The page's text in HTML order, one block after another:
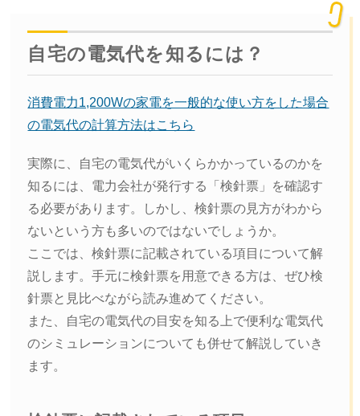
自宅の電気代を知るには？
消費電力1,200Wの家電を一般的な使い方をした場合
の電気代の計算方法はこちら
実際に、自宅の電気代がいくらかかっているのかを
知るには、電力会社が発行する「検針票」を確認す
る必要があります。しかし、検針票の見方がわから
ないという方も多いのではないでしょうか。
ここでは、検針票に記載されている項目について解
説します。手元に検針票を用意できる方は、ぜひ検
針票と見比べながら読み進めてください。
また、自宅の電気代の目安を知る上で便利な電気代
のシミュレーションについても併せて解説していき
ます。